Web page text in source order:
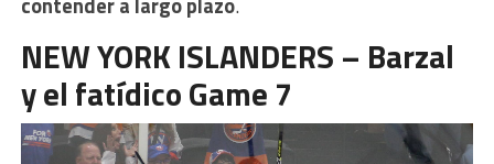
NEW YORK ISLANDERS – Barzal
y el fatídico Game 7